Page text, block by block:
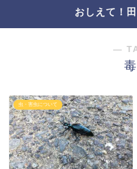
おしえて！
―
虫・害虫について